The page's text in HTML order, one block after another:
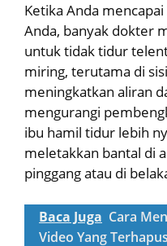
Ketika Anda
Anda, banyak dokter
untuk tidak tidur
miring, terutama di
meningkatkan aliran
mengurangi
ibu hamil tidur lebih
meletakkan bantal di
pinggang atau di
Baca Juga Cara
Video Yang